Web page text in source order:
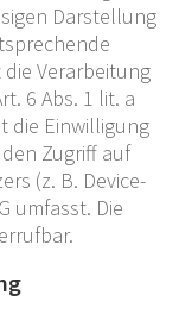
Darstellung
Verarbeitung
6 Abs. 1 lit. a
die Einwilligung
Zugriff auf
(z. B. Device-
umfasst. Die